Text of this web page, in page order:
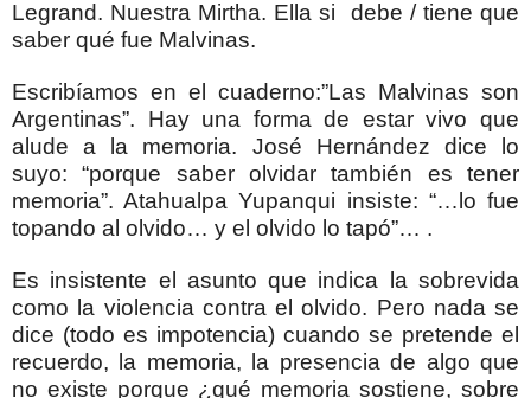
Legrand. Nuestra Mirtha. Ella si debe / tiene que
saber qué fue Malvinas.
Escribíamos en el cuaderno:”Las Malvinas son
Argentinas”. Hay una forma de estar vivo que
alude a la memoria. José Hernández dice lo
suyo: “porque saber olvidar también es tener
memoria”. Atahualpa Yupanqui insiste: “…lo fue
topando al olvido… y el olvido lo tapó”… .
Es insistente el asunto que indica la sobrevida
como la violencia contra el olvido. Pero nada se
dice (todo es impotencia) cuando se pretende el
recuerdo, la memoria, la presencia de algo que
no existe porque ¿qué memoria sostiene, sobre